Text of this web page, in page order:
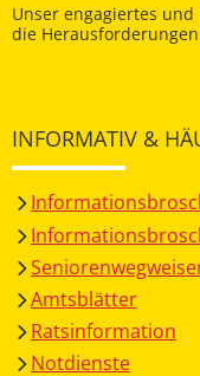
Unser engagiertes
die
INFORMATIV &
Amtsblätter
Ratsinformation
Notdienste